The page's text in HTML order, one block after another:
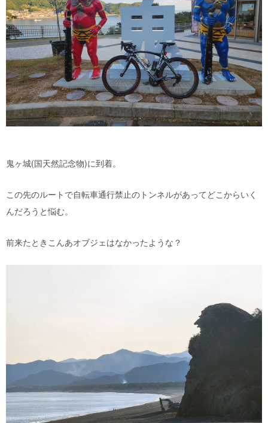
鬼ヶ城(国天然記念物)に到着。
この先のルートで自転車通行禁止のトンネルがあってどこからいく
んだろうと悩む。
前来たときこんあオブジェはなかったような？